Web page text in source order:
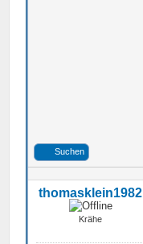
Suchen
thomasklein1982
Krähe